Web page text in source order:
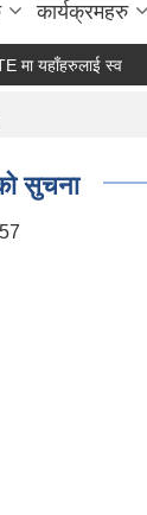
कार्यक्रमहरु
यहाँहरुलाई स्वागत छ ।
सुचना